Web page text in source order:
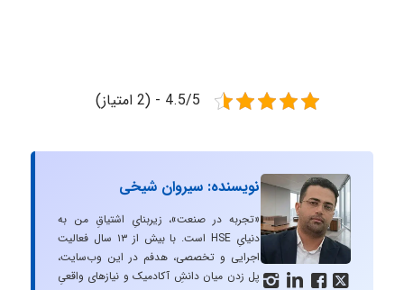
4.5/5 - (2 امتیاز)
   
نویسنده: سیروان شیخی
«تجربه در صنعت»، زیربنایِ اشتیاقِ من به
دنیایِ HSE است. با بیش از ۱۳ سال فعالیت
اجرایی و تخصصی، هدفم در این وب‌سایت،
پل زدن میان دانشِ آکادمیک و نیازهای واقعیِ